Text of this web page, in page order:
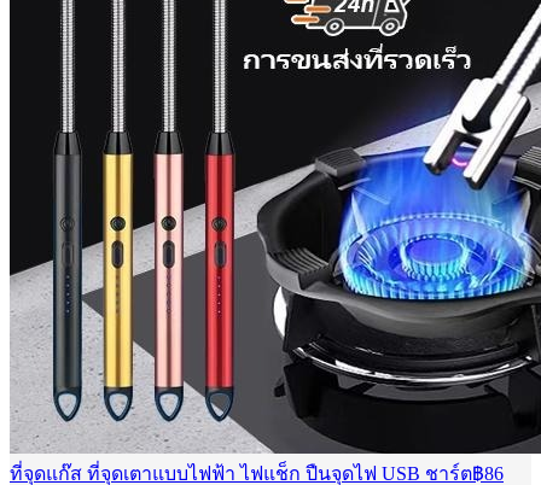
ที่จุดแก๊ส ที่จุดเตาแบบไฟฟ้า ไฟแช็ก ปืนจุดไฟ USB ชาร์ต฿86